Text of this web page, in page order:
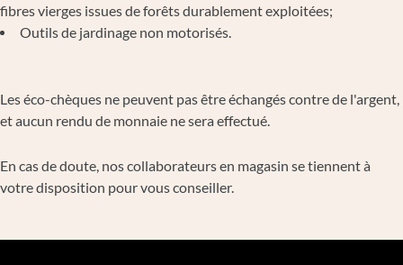
fibres vierges issues de forêts durablement exploitées;
Outils de jardinage non motorisés.
Les éco-chèques ne peuvent pas être échangés contre de l'argent,
et aucun rendu de monnaie ne sera effectué.
En cas de doute, nos collaborateurs en magasin se tiennent à
votre disposition pour vous conseiller.